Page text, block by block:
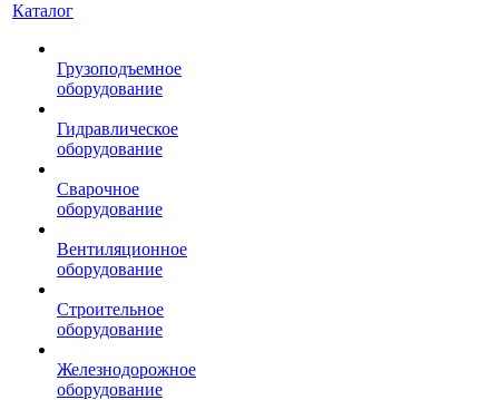
Каталог
Грузоподъемное
оборудование
Гидравлическое
оборудование
Сварочное
оборудование
Вентиляционное
оборудование
Строительное
оборудование
Железнодорожное
оборудование